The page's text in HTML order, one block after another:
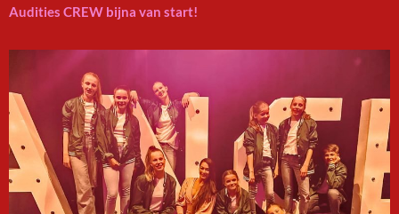
Audities CREW bijna van start!